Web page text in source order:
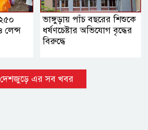
লেন্স
ভাঙ্গুড়ায় পাঁচ বছরের শিশুকে
ধর্ষণচেষ্টার অভিযোগ বৃদ্ধের
বিরুদ্ধে
দেশজুড়ে এর সব খবর